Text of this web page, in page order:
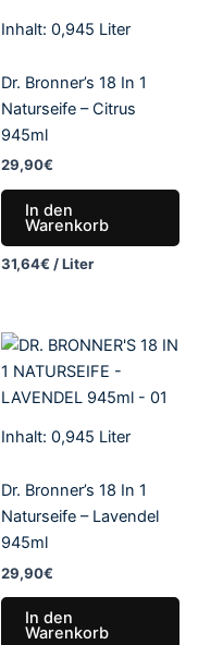
Inhalt: 0,945 Liter
Dr. Bronner’s 18 In 1
Naturseife – Citrus
945ml
29,90€
In den
Warenkorb
31,64€ /Liter
Inhalt: 0,945 Liter
Dr. Bronner’s 18 In 1
Naturseife – Lavendel
945ml
29,90€
In den
Warenkorb